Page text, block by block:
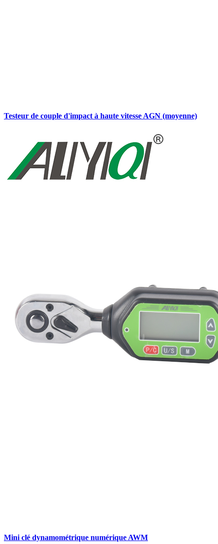
Testeur de couple d'impact à haute vitesse AGN (moyenne)
Mini clé dynamométrique numérique AWM